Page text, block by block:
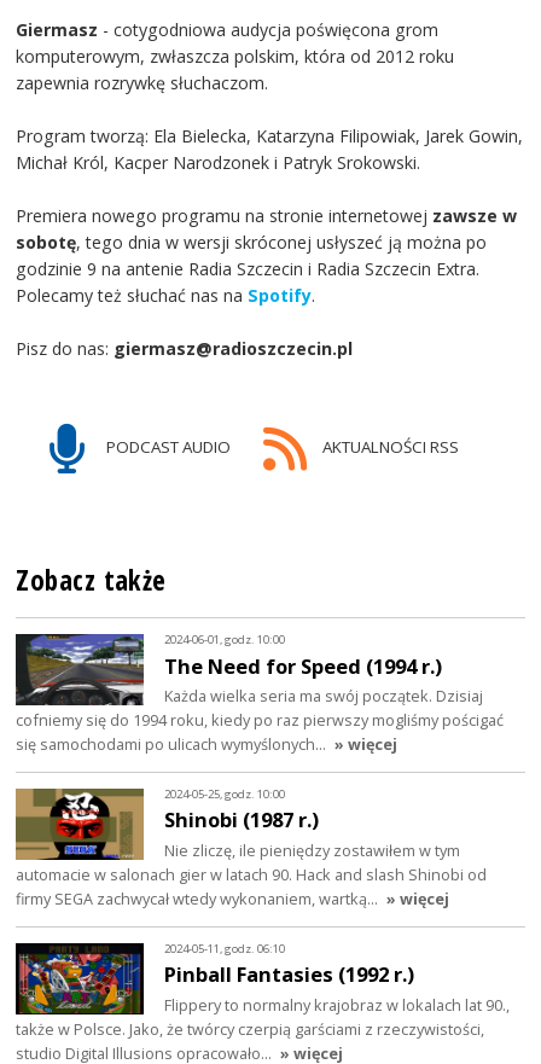
Giermasz - cotygodniowa audycja poświęcona grom
komputerowym, zwłaszcza polskim, która od 2012 roku
zapewnia rozrywkę słuchaczom.
Program tworzą: Ela Bielecka, Katarzyna Filipowiak, Jarek Gowin,
Michał Król, Kacper Narodzonek i Patryk Srokowski.
Premiera nowego programu na stronie internetowej zawsze w
sobotę, tego dnia w wersji skróconej usłyszeć ją można po
godzinie 9 na antenie Radia Szczecin i Radia Szczecin Extra.
Polecamy też słuchać nas na Spotify.
Pisz do nas: giermasz@radioszczecin.pl
PODCAST AUDIO AKTUALNOŚCI RSS
Zobacz także
2024-06-01, godz. 10:00
The Need for Speed (1994 r.)
Każda wielka seria ma swój początek. Dzisiaj
cofniemy się do 1994 roku, kiedy po raz pierwszy mogliśmy pościgać
się samochodami po ulicach wymyślonych… » więcej
2024-05-25, godz. 10:00
Shinobi (1987 r.)
Nie zliczę, ile pieniędzy zostawiłem w tym
automacie w salonach gier w latach 90. Hack and slash Shinobi od
firmy SEGA zachwycał wtedy wykonaniem, wartką… » więcej
2024-05-11, godz. 06:10
Pinball Fantasies (1992 r.)
Flippery to normalny krajobraz w lokalach lat 90.,
także w Polsce. Jako, że twórcy czerpią garściami z rzeczywistości,
studio Digital Illusions opracowało… » więcej